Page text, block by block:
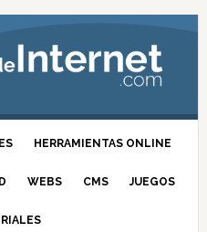
HERRAMIENTAS ONLINE
WEBS CMS JUEGOS